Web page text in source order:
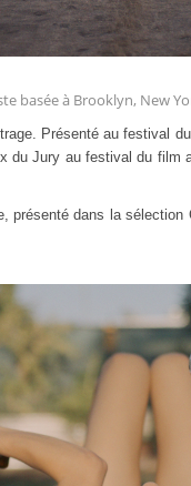
basée à Brooklyn, New
Présenté au festival
du Jury au festival du film
présenté dans la sélection